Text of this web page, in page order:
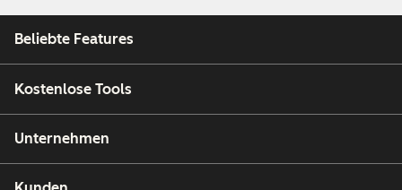
Beliebte Features
Kostenlose Tools
Unternehmen